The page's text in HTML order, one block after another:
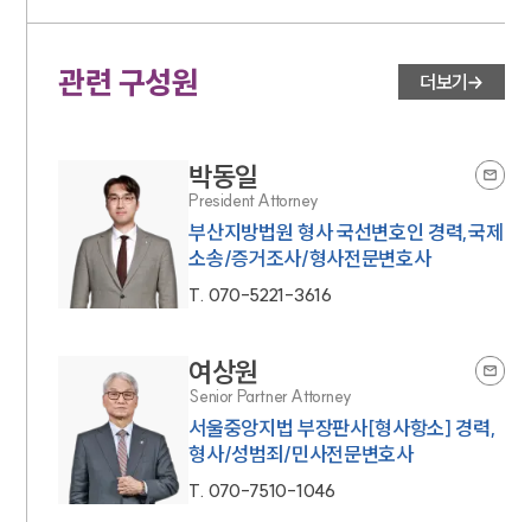
관련 구성원 더보기
박동일
President Attorney
부산지방법원 형사 국선변호인 경력,국제
소송/증거조사/형사전문변호사
T. 070-5221-3616
여상원
Senior Partner Attorney
서울중앙지법 부장판사[형사항소] 경력,
형사/성범죄/민사전문변호사
T. 070-7510-1046